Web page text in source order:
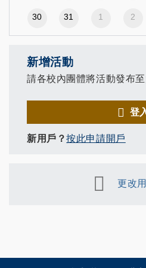
30 31 1 2
新增活動
請各校內團體將活動發布至
登
新用戶？按此申請開戶
更改